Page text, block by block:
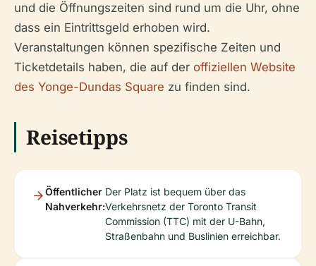
und die Öffnungszeiten sind rund um die Uhr, ohne
dass ein Eintrittsgeld erhoben wird.
Veranstaltungen können spezifische Zeiten und
Ticketdetails haben, die auf der offiziellen Website
des Yonge-Dundas Square zu finden sind.
Reisetipps
Öffentlicher
Nahverkehr:
Der Platz ist bequem über das
Verkehrsnetz der Toronto Transit
Commission (TTC) mit der U-Bahn,
Straßenbahn und Buslinien erreichbar.